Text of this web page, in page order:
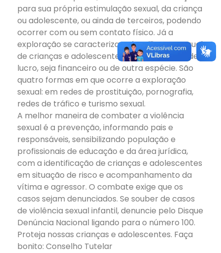
para sua própria estimulação sexual, da criança
ou adolescente, ou ainda de terceiros, podendo
ocorrer com ou sem contato físico. Já a
exploração se caracteriza pela utilização sexual
de crianças e adolescentes com a intenção de
lucro, seja financeiro ou de outra espécie. São
quatro formas em que ocorre a exploração
sexual: em redes de prostituição, pornografia,
redes de tráfico e turismo sexual.
A melhor maneira de combater a violência
sexual é a prevenção, informando pais e
responsáveis, sensibilizando população e
profissionais de educação e da área jurídica,
com a identificação de crianças e adolescentes
em situação de risco e acompanhamento da
vítima e agressor. O combate exige que os
casos sejam denunciados. Se souber de casos
de violência sexual infantil, denuncie pelo Disque
Denúncia Nacional ligando para o número 100.
Proteja nossas crianças e adolescentes. Faça
bonito: Conselho Tutelar